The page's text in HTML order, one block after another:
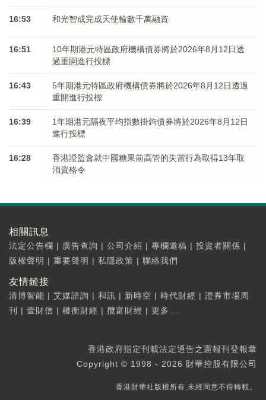
16:53 和光智成完成天使輪數千萬融資
16:51
10年期港元特區政府機構債券將於2026年8月12日透
過重開進行投標
16:43
5年期港元特區政府機構債券將於2026年8月12日透過
重開進行投標
16:39
1年期港元隔夜平均指數掛鉤債券將於2026年8月12日
進行投標
16:28
香港證監會就中國糖果前高管的失當行為取得13年取
消資格令
相關訊息
法定公告欄 | 廣告查詢 | 公司介紹 | 專欄邀稿 | 投資者關係 |
版權聲明 | 重要聲明 | 私隱政策 | 聯絡我們
友情鏈接
清博智能 | 艾媒諮詢 | 和訊 | 新時空 | 時代財經 | 證券市場周
刊
| 壹財信 | 權衡財經 | 攬富財經 | 更多...
香港政府指定刊載法定通告之憲報刊登報章
Copyright © 1998 - 2026 財華控股有限公司
香港財華社版權所有,未經同意不得轉載。